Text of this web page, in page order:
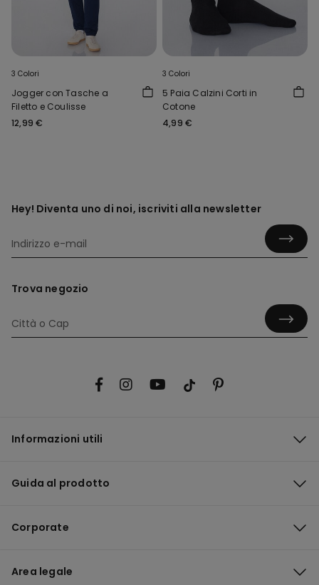
3 Colori
Jogger con Tasche a
Filetto e Coulisse
12,99 €
3 Colori
5 Paia Calzini Corti in
Cotone
4,99 €
Hey! Diventa uno di noi, iscriviti alla newsletter
Trova negozio
Informazioni utili
Guida al prodotto
Corporate
Area legale